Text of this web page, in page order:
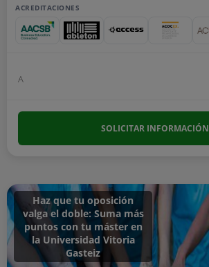
ACREDITACIONES
A
SOLICITAR INFORMACIÓN
Haz que tu oposición
valga el doble: Suma más
puntos con tu máster en
la Universidad Vitoria
Gasteiz